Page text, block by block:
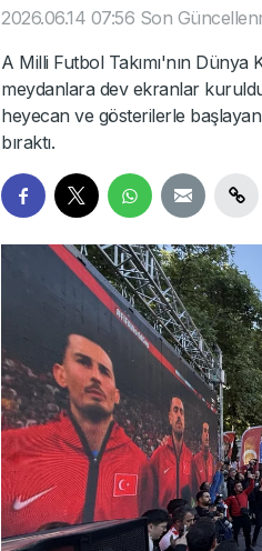
2026.06.14 07:56 Son
A Milli Futbol Takımı'nın Dünya
meydanlara dev ekranlar
heyecan ve gösterilerle
bıraktı.